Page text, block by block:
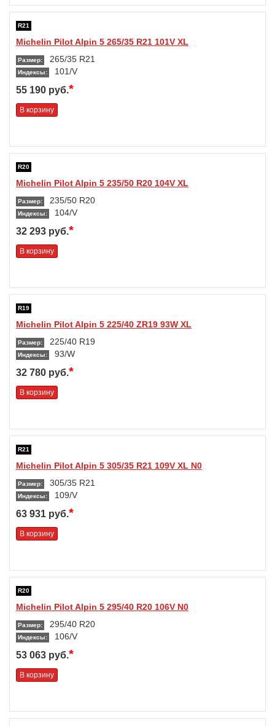
R21
Michelin Pilot Alpin 5 265/35 R21 101V XL
Размер: 265/35 R21
Индексы: 101/V
55 190 руб.*
В корзину
R20
Michelin Pilot Alpin 5 235/50 R20 104V XL
Размер: 235/50 R20
Индексы: 104/V
32 293 руб.*
В корзину
R19
Michelin Pilot Alpin 5 225/40 ZR19 93W XL
Размер: 225/40 R19
Индексы: 93/W
32 780 руб.*
В корзину
R21
Michelin Pilot Alpin 5 305/35 R21 109V XL N0
Размер: 305/35 R21
Индексы: 109/V
63 931 руб.*
В корзину
R20
Michelin Pilot Alpin 5 295/40 R20 106V N0
Размер: 295/40 R20
Индексы: 106/V
53 063 руб.*
В корзину